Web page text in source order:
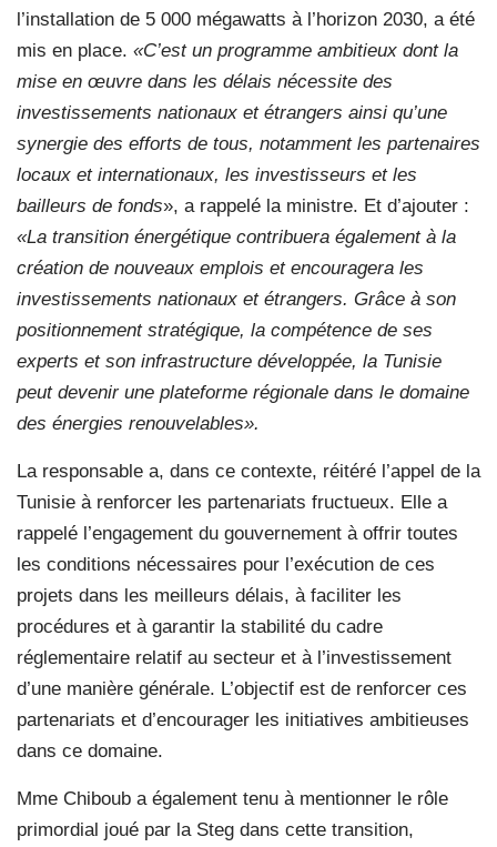
l’installation de 5 000 mégawatts à l’horizon 2030, a été
mis en place. «C’est un programme ambitieux dont la
mise en œuvre dans les délais nécessite des
investissements nationaux et étrangers ainsi qu’une
synergie des efforts de tous, notamment les partenaires
locaux et internationaux, les investisseurs et les
bailleurs de fonds», a rappelé la ministre. Et d’ajouter :
«La transition énergétique contribuera également à la
création de nouveaux emplois et encouragera les
investissements nationaux et étrangers. Grâce à son
positionnement stratégique, la compétence de ses
experts et son infrastructure développée, la Tunisie
peut devenir une plateforme régionale dans le domaine
des énergies renouvelables».
La responsable a, dans ce contexte, réitéré l’appel de la
Tunisie à renforcer les partenariats fructueux. Elle a
rappelé l’engagement du gouvernement à offrir toutes
les conditions nécessaires pour l’exécution de ces
projets dans les meilleurs délais, à faciliter les
procédures et à garantir la stabilité du cadre
réglementaire relatif au secteur et à l’investissement
d’une manière générale. L’objectif est de renforcer ces
partenariats et d’encourager les initiatives ambitieuses
dans ce domaine.
Mme Chiboub a également tenu à mentionner le rôle
primordial joué par la Steg dans cette transition,